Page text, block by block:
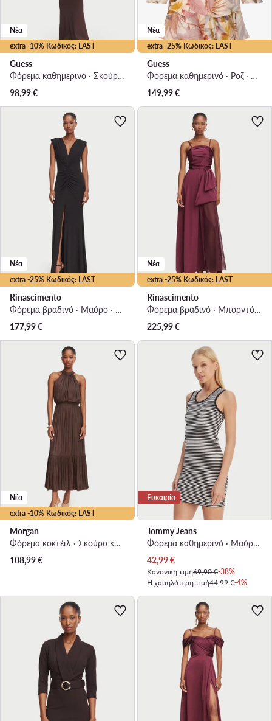
extra -10% Κωδικός: LAST
Νέα
Guess
Φόρεμα καθημερινό · Σκούρο καφέ · Maxi
98,99€
extra -25% Κωδικός: LAST
Νέα
Guess
Φόρεμα καθημερινό · Ροζ · Mini
149,99€
extra -25% Κωδικός: LAST
Νέα
Rinascimento
Φόρεμα βραδινό · Μαύρο · Maxi
177,99€
extra -25% Κωδικός: LAST
Νέα
Rinascimento
Φόρεμα βραδινό · Μπορντό · Maxi
225,99€
extra -10% Κωδικός: LAST
Νέα
Morgan
Φόρεμα κοκτέιλ · Σκούρο καφέ · Midi
108,99€
Ευκαιρία
Tommy Jeans
Φόρεμα καθημερινό · Μαύρο · Mini
Τρέχουσα τιμή
42,99€
Κανονική τιμή69,90 €-38%
Η χαμηλότερη τιμή44,99 €-4%